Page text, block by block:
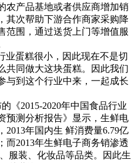
农产品基地或者供应商增加销
其次帮助下游合作商家采购降
范围，通过送货上门等增值服
蛋糕很小，因此现在不是切
共同做大这块蛋糕。因此我们
与到这个行业中来，一起成长
《2015-2020年中国食品行业
预测分析报告》显示，生鲜电
2013年国内生 鲜消费量6.79亿
而2013年生鲜电子商务销渗透
服装、化妆品等品类。因此生